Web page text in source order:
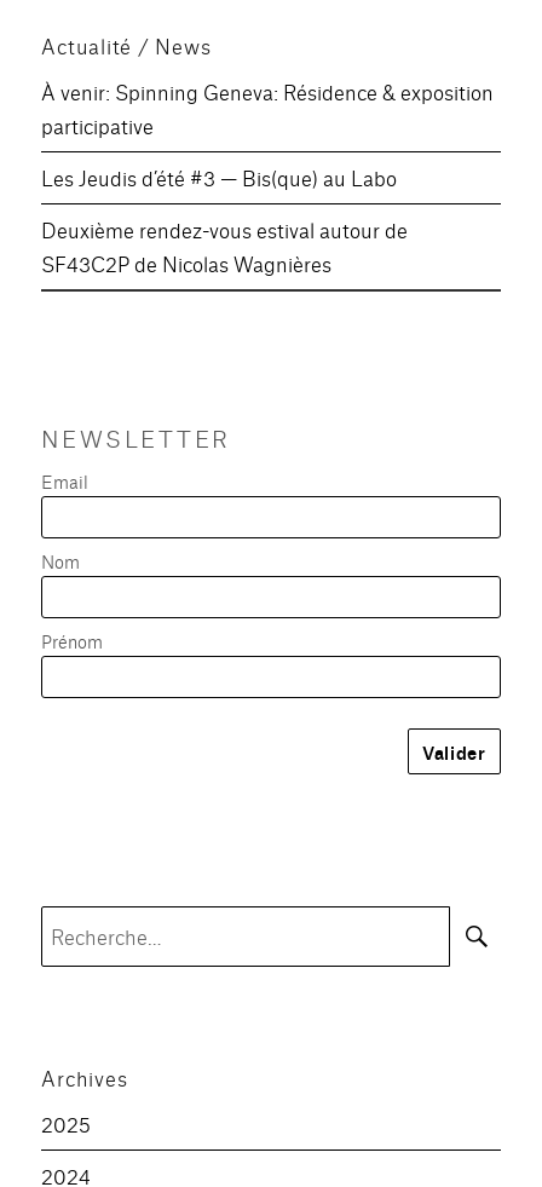
Actualité / News
À venir: Spinning Geneva: Résidence & exposition
participative
Les Jeudis d’été #3 — Bis(que) au Labo
Deuxième rendez-vous estival autour de
SF43C2P de Nicolas Wagnières
NEWSLETTER
Email
Nom
Prénom
Archives
2025
2024